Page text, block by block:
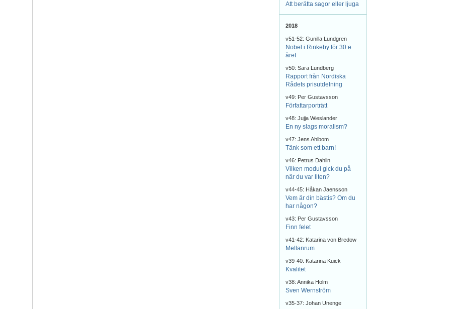
Att berätta sagor eller ljuga
2018
v51-52: Gunilla Lundgren
Nobel i Rinkeby för 30:e
året
v50: Sara Lundberg
Rapport från Nordiska
Rådets prisutdelning
v49: Per Gustavsson
Författarporträtt
v48: Jujja Wieslander
En ny slags moralism?
v47: Jens Ahlbom
Tänk som ett barn!
v46: Petrus Dahlin
Vilken modul gick du på
när du var liten?
v44-45: Håkan Jaensson
Vem är din bästis? Om du
har någon?
v43: Per Gustavsson
Finn felet
v41-42: Katarina von Bredow
Mellanrum
v39-40: Katarina Kuick
Kvalitet
v38: Annika Holm
Sven Wernström
v35-37: Johan Unenge